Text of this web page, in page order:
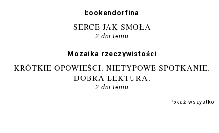
bookendorfina
SERCE JAK SMOŁA
2 dni temu
Mozaika rzeczywistości
KRÓTKIE OPOWIEŚCI. NIETYPOWE SPOTKANIE.
DOBRA LEKTURA.
2 dni temu
Pokaż wszystko